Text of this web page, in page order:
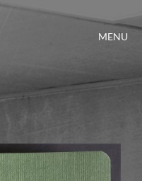
MENU